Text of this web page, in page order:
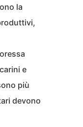
la
e
più
devono